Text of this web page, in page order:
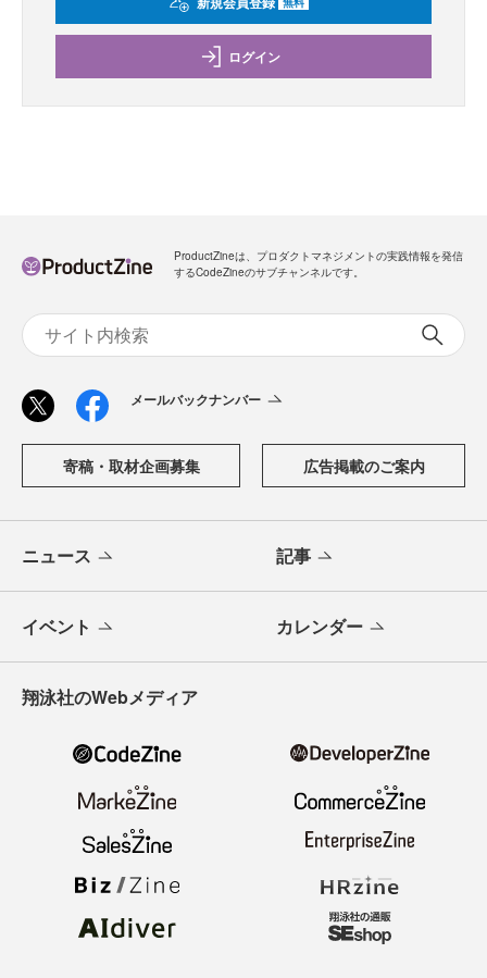
ログイン
ProductZineは、プロダクトマネジメントの実践情報を発信
するCodeZineのサブチャンネルです。
メールバックナンバー
寄稿・取材企画募集 広告掲載のご案内
ニュース 記事
イベント カレンダー
翔泳社のWebメディア